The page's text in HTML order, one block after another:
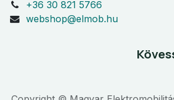
+36 30 821 5766
webshop@elmob.hu